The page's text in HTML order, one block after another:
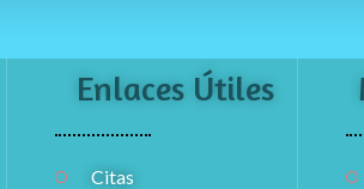
Enlaces Útiles
Citas